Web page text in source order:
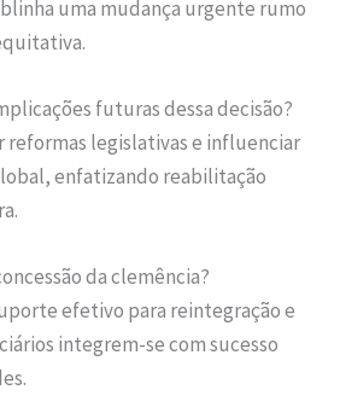
uma mudança urgente rumo
futuras dessa decisão?
reformas legislativas e influenciar
enfatizando reabilitação
da clemência?
efetivo para reintegração e
integrem-se com sucesso